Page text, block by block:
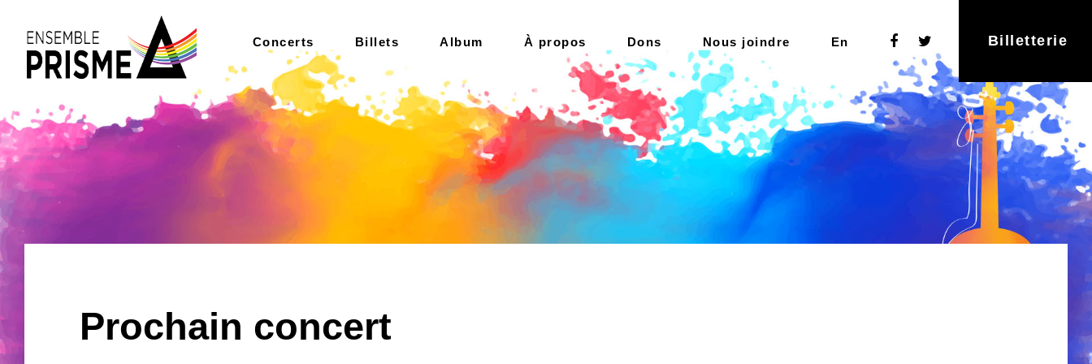
Billetterie
Concerts Billets Album À propos Dons Nous joindre En
Prochain concert